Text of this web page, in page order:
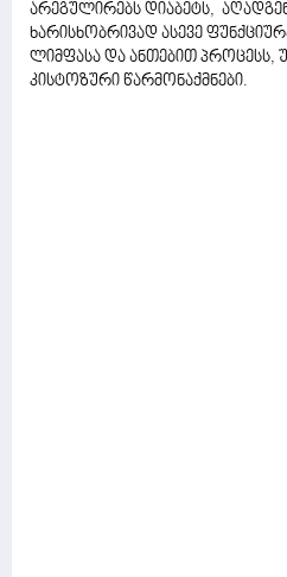
არეგულირებს დიაბეტს,
ხარისხობრივად ასევე
ლიმფასა და ანთებით პროცესს,
კისტოზური წარმონაქმნები.